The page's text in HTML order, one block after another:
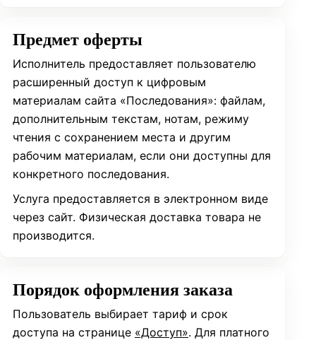
Предмет оферты
Исполнитель предоставляет пользователю
расширенный доступ к цифровым
материалам сайта «Последования»: файлам,
дополнительным текстам, нотам, режиму
чтения с сохранением места и другим
рабочим материалам, если они доступны для
конкретного последования.
Услуга предоставляется в электронном виде
через сайт. Физическая доставка товара не
производится.
Порядок оформления заказа
Пользователь выбирает тариф и срок
доступа на странице «Доступ». Для платного